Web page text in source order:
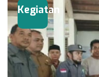
Kegiatan